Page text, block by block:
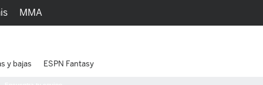
MMA
y bajas ESPN Fantasy